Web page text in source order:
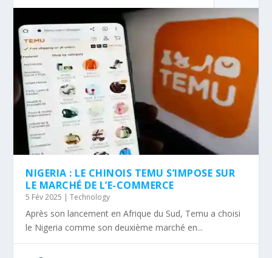
NIGERIA : LE CHINOIS TEMU S’IMPOSE SUR
LE MARCHÉ DE L’E-COMMERCE
5 Fév 2025 |Technology
Après son lancement en Afrique du Sud, Temu a choisi
le Nigeria comme son deuxième marché en...